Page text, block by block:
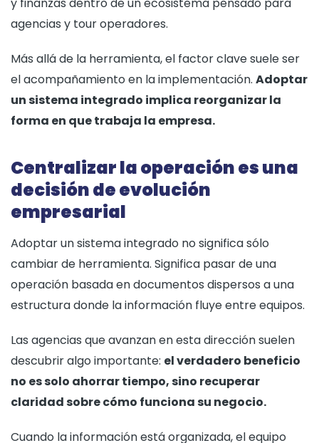
agencias y tour operadores.
Más allá de la herramienta, el factor clave suele ser
el acompañamiento en la implementación. Adoptar
un sistema integrado implica reorganizar la
forma en que trabaja la empresa.
Centralizar la operación es una
decisión de evolución
empresarial
Adoptar un sistema integrado no significa sólo
cambiar de herramienta. Significa pasar de una
operación basada en documentos dispersos a una
estructura donde la información fluye entre equipos.
Las agencias que avanzan en esta dirección suelen
descubrir algo importante: el verdadero beneficio
no es solo ahorrar tiempo, sino recuperar
claridad sobre cómo funciona su negocio.
Cuando la información está organizada, el equipo